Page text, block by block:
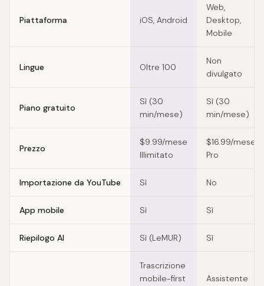
Piattaforma iOS, Android
Web,
Desktop,
Mobile
Lingue Oltre 100
Non
divulgato
Piano gratuito
Sì (30
min/mese)
Sì (30
min/mese)
Prezzo
$9.99/mese
Illimitato
$16.99/mese
Pro
Importazione da YouTube Sì No
App mobile Sì Sì
Riepilogo AI Sì (LeMUR) Sì
Trascrizione
mobile-first
Assistente